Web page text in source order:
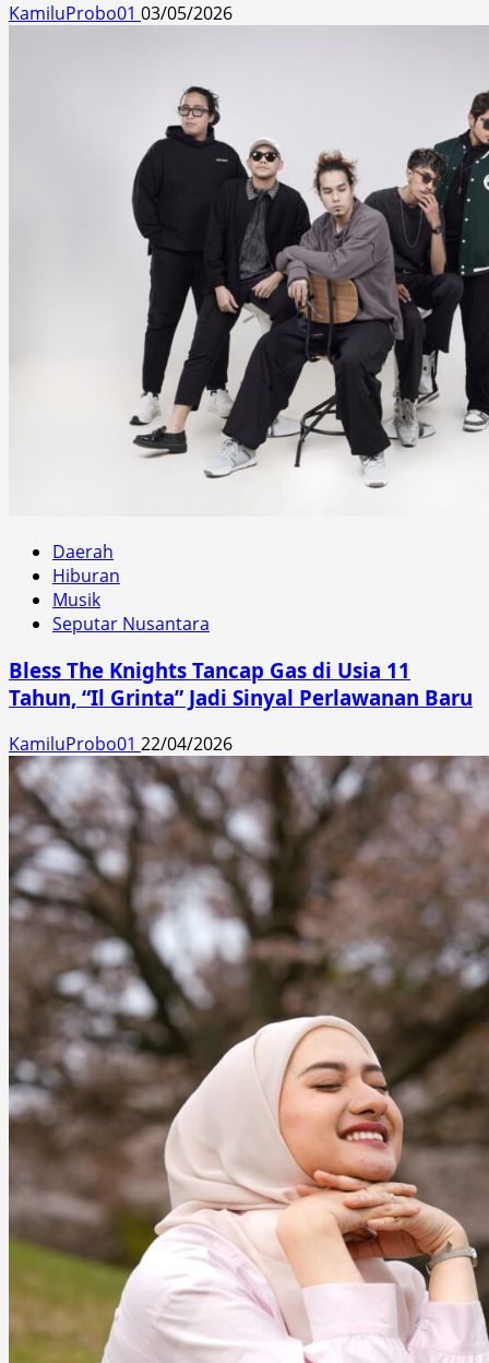
KamiluProbo01 03/05/2026
Daerah
Hiburan
Musik
Seputar Nusantara
Bless The Knights Tancap Gas di Usia 11
Tahun, “Il Grinta” Jadi Sinyal Perlawanan Baru
KamiluProbo01 22/04/2026